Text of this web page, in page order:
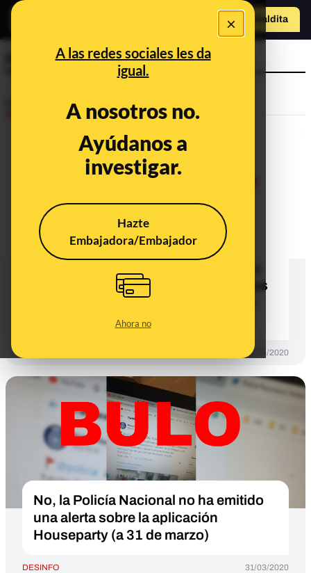
×
A las redes sociales les da
igual.
A nosotros no.
Ayúdanos a
investigar.
Hazte
Embajadora/Embajador
Ahora no
Hazte Maldita
Houseparty
Qué sabemos sobre el supuesto
que se hayan comprometido cuentas
de servicios como Netflix, Spotify y
04/04/2020
No, la Policía Nacional no ha emitido
una alerta sobre la aplicación
Houseparty (a 31 de marzo)
DESINFO 31/03/2020